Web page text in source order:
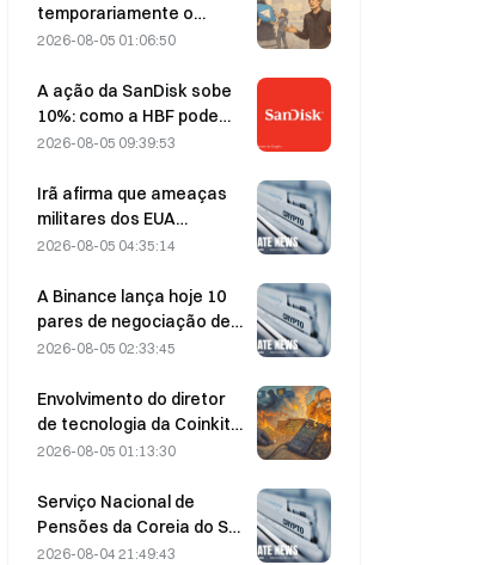
temporariamente o
Telegram por causa de
dizendo ter sido alvo de
um “ataque de
segurança”.
2026-08-05 01:06:50
A ação da SanDisk sobe
10%: como a HBF pode
dar início a um novo ciclo
IA — e os resultados
financeiros podem validar
a tese de crescimento?
2026-08-05 09:39:53
Irã afirma que ameaças
militares dos EUA
atrasam acordo com Omã
em 5 de agosto
2026-08-05 04:35:14
A Binance lança hoje 10
pares de negociação de
bStocks às 20:00 (UTC+8),
para makers.
2026-08-05 02:33:45
Envolvimento do diretor
de tecnologia da Coinkite
em incidente envolvendo
Coldcard desencadeia
quatro ondas de ataques,
com perdas de US$ 114
2026-08-05 01:13:30
Serviço Nacional de
Pensões da Coreia do Sul
migra para ações mais
2026-08-04 21:49:43